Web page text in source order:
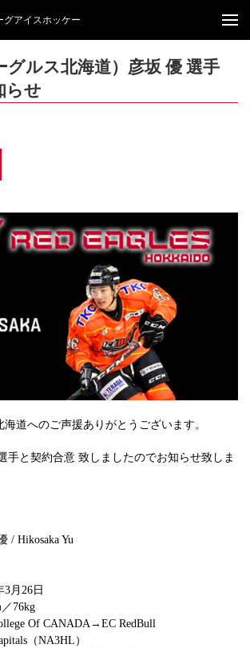
グアイスホッケー
グルス北海道）彦坂 優 選手
らせ
道へのご声援ありがとうございます。
と契約合意 致しましたのでお知らせ致しま
Yu
月26日
76kg
Of CANADA→EC RedBull
（NA3HL）